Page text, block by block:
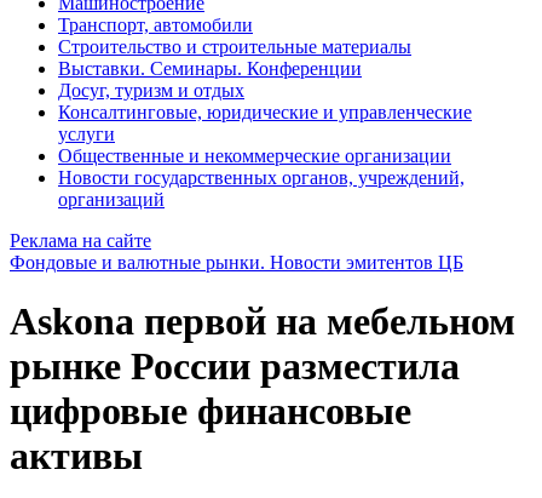
Транспорт, автомобили
Строительство и строительные материалы
Выставки. Семинары. Конференции
Досуг, туризм и отдых
Консалтинговые, юридические и управленческие
услуги
Общественные и некоммерческие организации
Новости государственных органов, учреждений,
организаций
Реклама на сайте
Фондовые и валютные рынки. Новости эмитентов ЦБ
Askona первой на мебельном
рынке России разместила
цифровые финансовые
активы